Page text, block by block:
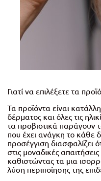
Γιατί να επιλέξετε τα
Τα προϊόντα είναι
δέρματος και όλες τις
τα προβιοτικά παράγουν
που έχει ανάγκη το κάθε
προσέγγιση διασφαλίζει
στις μοναδικές
καθιστώντας τα μια
λύση περιποίησης της